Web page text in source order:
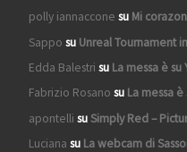
polly iannaccone su Mi
Sappo su Unreal Tournament
Edda Balestri su La messa è
Fabrizio Rosano su La messa
apontelli suSimply Red –
Luciana su La webcam di